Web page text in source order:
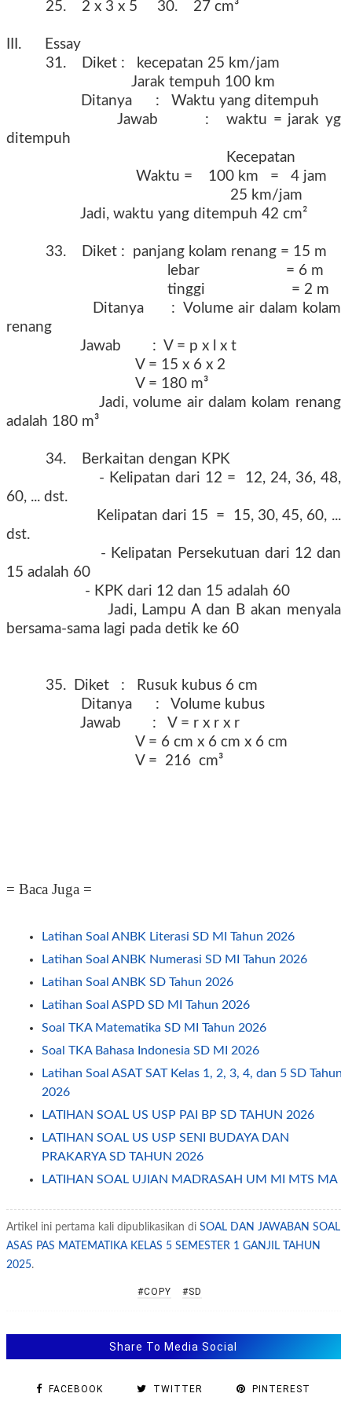
25. 2 x 3 x 5 30. 27 cm³
III. Essay
31. Diket : kecepatan 25 km/jam
Jarak tempuh 100 km
Ditanya : Waktu yang ditempuh
Jawab : waktu = jarak yg
ditempuh
Kecepatan
Waktu = 100 km = 4 jam
25 km/jam
Jadi, waktu yang ditempuh 42 cm²
33. Diket : panjang kolam renang = 15 m
lebar = 6 m
tinggi = 2 m
Ditanya : Volume air dalam kolam
renang
Jawab : V = p x l x t
V = 15 x 6 x 2
V = 180 m³
Jadi, volume air dalam kolam renang
adalah 180 m³
34. Berkaitan dengan KPK
- Kelipatan dari 12 = 12, 24, 36, 48,
60, ... dst.
Kelipatan dari 15 = 15, 30, 45, 60, ...
dst.
- Kelipatan Persekutuan dari 12 dan
15 adalah 60
- KPK dari 12 dan 15 adalah 60
Jadi, Lampu A dan B akan menyala
bersama-sama lagi pada detik ke 60
35. Diket : Rusuk kubus 6 cm
Ditanya : Volume kubus
Jawab : V = r x r x r
V = 6 cm x 6 cm x 6 cm
V = 216 cm³
= Baca Juga =
Latihan Soal ANBK Literasi SD MI Tahun 2026
Latihan Soal ANBK Numerasi SD MI Tahun 2026
Latihan Soal ANBK SD Tahun 2026
Latihan Soal ASPD SD MI Tahun 2026
Soal TKA Matematika SD MI Tahun 2026
Soal TKA Bahasa Indonesia SD MI 2026
Latihan Soal ASAT SAT Kelas 1, 2, 3, 4, dan 5 SD Tahun
2026
LATIHAN SOAL US USP PAI BP SD TAHUN 2026
LATIHAN SOAL US USP SENI BUDAYA DAN
PRAKARYA SD TAHUN 2026
LATIHAN SOAL UJIAN MADRASAH UM MI MTS MA
LATIHAN SOAL BAHASA INGGRIS UNTUK SD
SOAL PAS - SAS BAHASA INDONESIA KELAS 4
SOAL DAN KUNCI JAWABAN SAS PAS
MATEMATIKA KELAS 4 SEMESTER 1
PENDIDIKAN PANCASILA KELAS 4 SEMESTER 1
Artikel ini pertama kali dipublikasikan di SOAL DAN JAWABAN SOAL
ASAS PAS MATEMATIKA KELAS 5 SEMESTER 1 GANJIL TAHUN
2025.
#COPY #SD
Share To Media Social
FACEBOOK TWITTER PINTEREST